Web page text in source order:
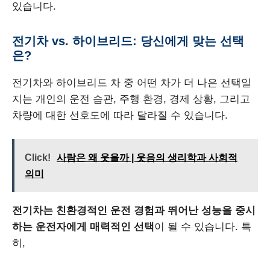
있습니다.
전기차 vs. 하이브리드: 당신에게 맞는 선택
은?
전기차와 하이브리드 차 중 어떤 차가 더 나은 선택일
지는 개인의 운전 습관, 주행 환경, 경제 상황, 그리고
차량에 대한 선호도에 따라 달라질 수 있습니다.
Click!
사람은 왜 웃을까 | 웃음의 생리학과 사회적
의미
전기차는 친환경적인 운전 경험과 뛰어난 성능을 중시
하는 운전자에게 매력적인 선택이 될 수 있습니다. 특
히,